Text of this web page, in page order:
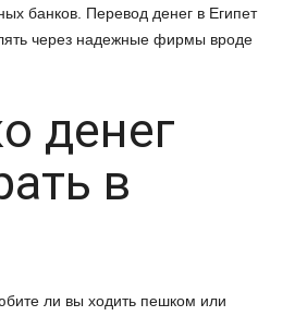
банков. Перевод денег в Египет
через надежные фирмы вроде
денег
в
ли вы ходить пешком или